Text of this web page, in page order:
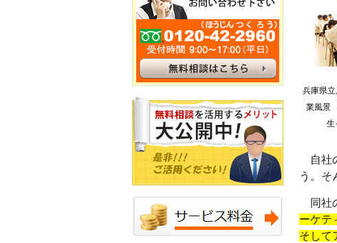
兵庫県
業風景
生
自社
う。そ
同社
ーケテ
そして